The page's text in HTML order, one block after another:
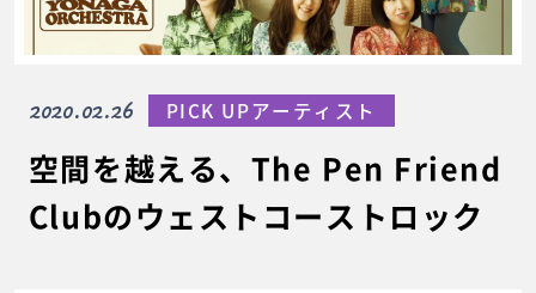
空間を越える、The Pen Friend
Clubのウェストコーストロック
2020.02.26 PICK UPアーティスト